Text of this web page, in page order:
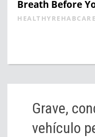
Breath Before
HEALTHYREHABCARE
Grave,
vehículo